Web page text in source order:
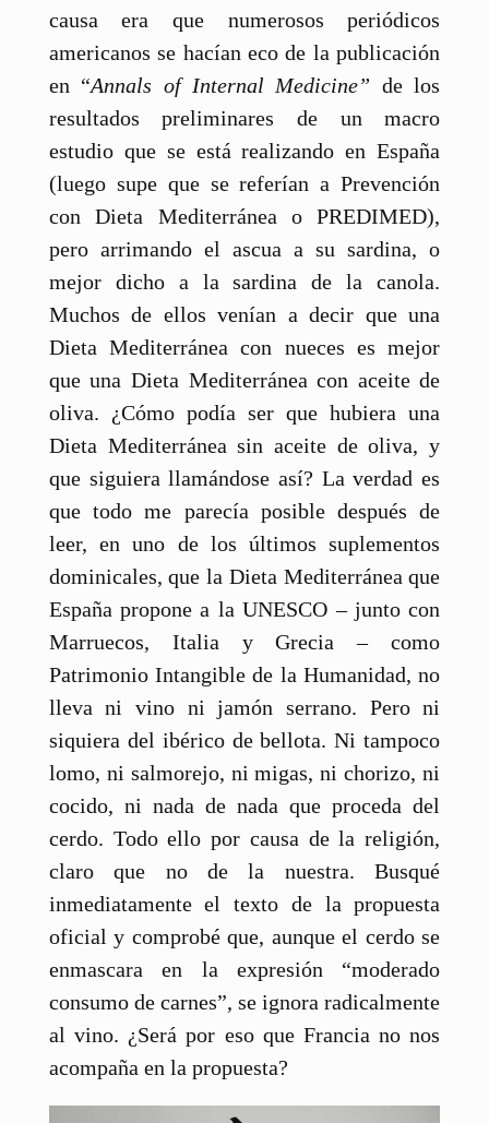
causa era que numerosos periódicos
americanos se hacían eco de la publicación
en “Annals of Internal Medicine” de los
resultados preliminares de un macro
estudio que se está realizando en España
(luego supe que se referían a Prevención
con Dieta Mediterránea o PREDIMED),
pero arrimando el ascua a su sardina, o
mejor dicho a la sardina de la canola.
Muchos de ellos venían a decir que una
Dieta Mediterránea con nueces es mejor
que una Dieta Mediterránea con aceite de
oliva. ¿Cómo podía ser que hubiera una
Dieta Mediterránea sin aceite de oliva, y
que siguiera llamándose así? La verdad es
que todo me parecía posible después de
leer, en uno de los últimos suplementos
dominicales, que la Dieta Mediterránea que
España propone a la UNESCO – junto con
Marruecos, Italia y Grecia – como
Patrimonio Intangible de la Humanidad, no
lleva ni vino ni jamón serrano. Pero ni
siquiera del ibérico de bellota. Ni tampoco
lomo, ni salmorejo, ni migas, ni chorizo, ni
cocido, ni nada de nada que proceda del
cerdo. Todo ello por causa de la religión,
claro que no de la nuestra. Busqué
inmediatamente el texto de la propuesta
oficial y comprobé que, aunque el cerdo se
enmascara en la expresión “moderado
consumo de carnes”, se ignora radicalmente
al vino. ¿Será por eso que Francia no nos
acompaña en la propuesta?